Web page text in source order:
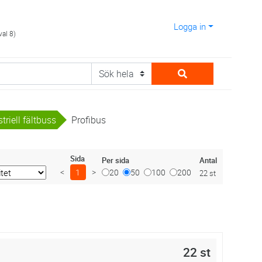
8)
Logga in
fältbuss Profibus
Sida
< 1 >
Per sida
20 50 100 200
Antal
22 st
22 st